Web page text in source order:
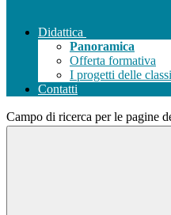
Didattica
Panoramica
Offerta formativa
I progetti delle classi
Contatti
Campo di ricerca per le pagine